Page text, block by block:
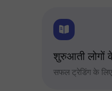
शुरुआती लोगों
सफल ट्रेडिंग के